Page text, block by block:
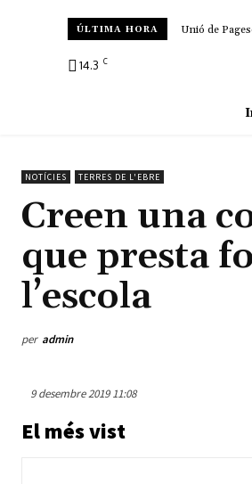
ÚLTIMA HORA Unió de
14.3 C
NOTÍCIES TERRES DE L'EBRE
Creen una
que presta
l’escola
per admin
9 desembre 2019 11:08
El més vist